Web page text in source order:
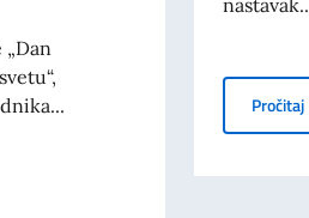
„Dan
TRAGEDIJE U MESTU
Pročitaj